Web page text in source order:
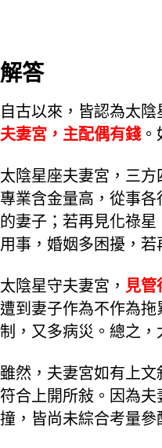
解答
自古以來，皆認為太
夫妻宮，主配偶有錢
太陰星座夫妻宮，三
專業含金量高，從事
的妻子；若再見化祿星
用事，婚姻多困擾，若
太陰星守夫妻宮， 見管
遭到妻子作為不作為
制，又多病災。總之
雖然，夫妻宮如有上
符合上開所敍。因為
撞，皆尚未綜合考量參